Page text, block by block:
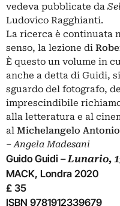
vedeva pubblicate da
Ludovico Ragghianti.
La ricerca è continuata
senso, la lezione di
È questo un volume in
anche a detta di Guidi,
sguardo del fotografo,
imprescindibile
alla letteratura e al
al Michelangelo
‒ Angela Madesani
Guido Guidi –Lunario,
MACK, Londra 2020
£ 35
ISBN 9781912339679